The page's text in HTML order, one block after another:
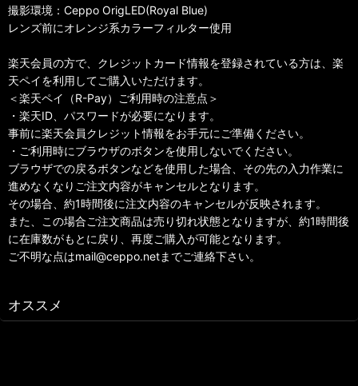
撮影環境：Ceppo OrigLED(Royal Blue)
レンズ前にオレンジ系カラーフィルター使用
楽天会員の方で、クレジットカード情報を登録されている方は、楽
天ペイを利用してご購入いただけます。
＜楽天ペイ（R-Pay）ご利用時の注意点＞
・楽天ID、パスワードが必要になります。
事前に楽天会員クレジット情報をお手元にご準備ください。
・ご利用時にブラウザのボタンを使用しないでください。
ブラウザでの戻るボタンなどを使用した場合、その先の入力作業に
進めなくなりご注文内容がキャンセルとなります。
その場合、約1時間後に注文内容のキャンセルが反映されます。
また、この場合ご注文商品は売り切れ状態となりますが、約1時間後
に在庫数がもとに戻り、再度ご購入が可能となります。
ご不明な点はmail@ceppo.netまでご連絡下さい。
オススメ